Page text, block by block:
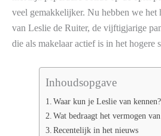
veel gemakkelijker. Nu hebben we het
van Leslie de Ruiter, de vijftigjarige
die als makelaar actief is in het hogere
Inhoudsopgave
Waar kun je Leslie van kennen?
Wat bedraagt het vermogen
Recentelijk in het nieuws